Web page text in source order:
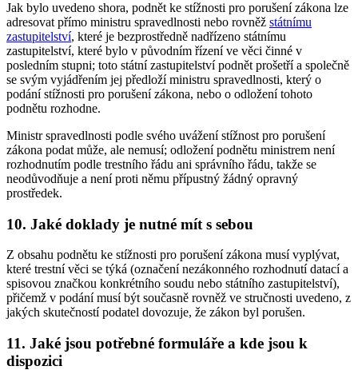
Jak bylo uvedeno shora, podnět ke stížnosti pro porušení zákona lze
adresovat přímo ministru spravedlnosti nebo rovněž státnímu
zastupitelství, které je bezprostředně nadřízeno státnímu
zastupitelství, které bylo v původním řízení ve věci činné v
posledním stupni; toto státní zastupitelství podnět prošetří a společně
se svým vyjádřením jej předloží ministru spravedlnosti, který o
podání stížnosti pro porušení zákona, nebo o odložení tohoto
podnětu rozhodne.
Ministr spravedlnosti podle svého uvážení stížnost pro porušení
zákona podat může, ale nemusí; odložení podnětu ministrem není
rozhodnutím podle trestního řádu ani správního řádu, takže se
neodůvodňuje a není proti němu přípustný žádný opravný
prostředek.
10. Jaké doklady je nutné mít s sebou
Z obsahu podnětu ke stížnosti pro porušení zákona musí vyplývat,
které trestní věci se týká (označení nezákonného rozhodnutí datací a
spisovou značkou konkrétního soudu nebo státního zastupitelství),
přičemž v podání musí být současně rovněž ve stručnosti uvedeno, z
jakých skutečností podatel dovozuje, že zákon byl porušen.
11. Jaké jsou potřebné formuláře a kde jsou k
dispozici